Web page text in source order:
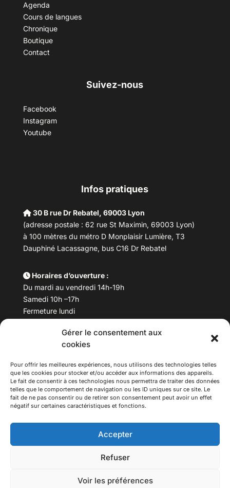
Gérer le consentement aux
cookies
Pour offrir les meilleures expériences, nous utilisons des technologies telles
que les cookies pour stocker et/ou accéder aux informations des appareils.
Le fait de consentir à ces technologies nous permettra de traiter des données
telles que le comportement de navigation ou les ID uniques sur ce site. Le
fait de ne pas consentir ou de retirer son consentement peut avoir un effet
négatif sur certaines caractéristiques et fonctions.
Accepter
Refuser
Voir les préférences
Agenda
Cours de langues
Chronique
Boutique
Contact
Suivez-nous
Facebook
Instagram
Youtube
Infos pratiques
30 B rue Dr Rebatel, 69003 Lyon
(adresse postale : 62 rue St Maximin, 69003 Lyon)
à 100 mètres du métro D Monplaisir Lumière, T3
Dauphiné Lacassagne, bus C16 Dr Rebatel
Horaires d’ouverture :
Du mardi au vendredi 14h-19h
Samedi 10h –17h
Fermeture lundi
Téléphone : 04 78 53 06 40
maisondesculturesasiatiques@asiexpo.com
Tous droits réservés.